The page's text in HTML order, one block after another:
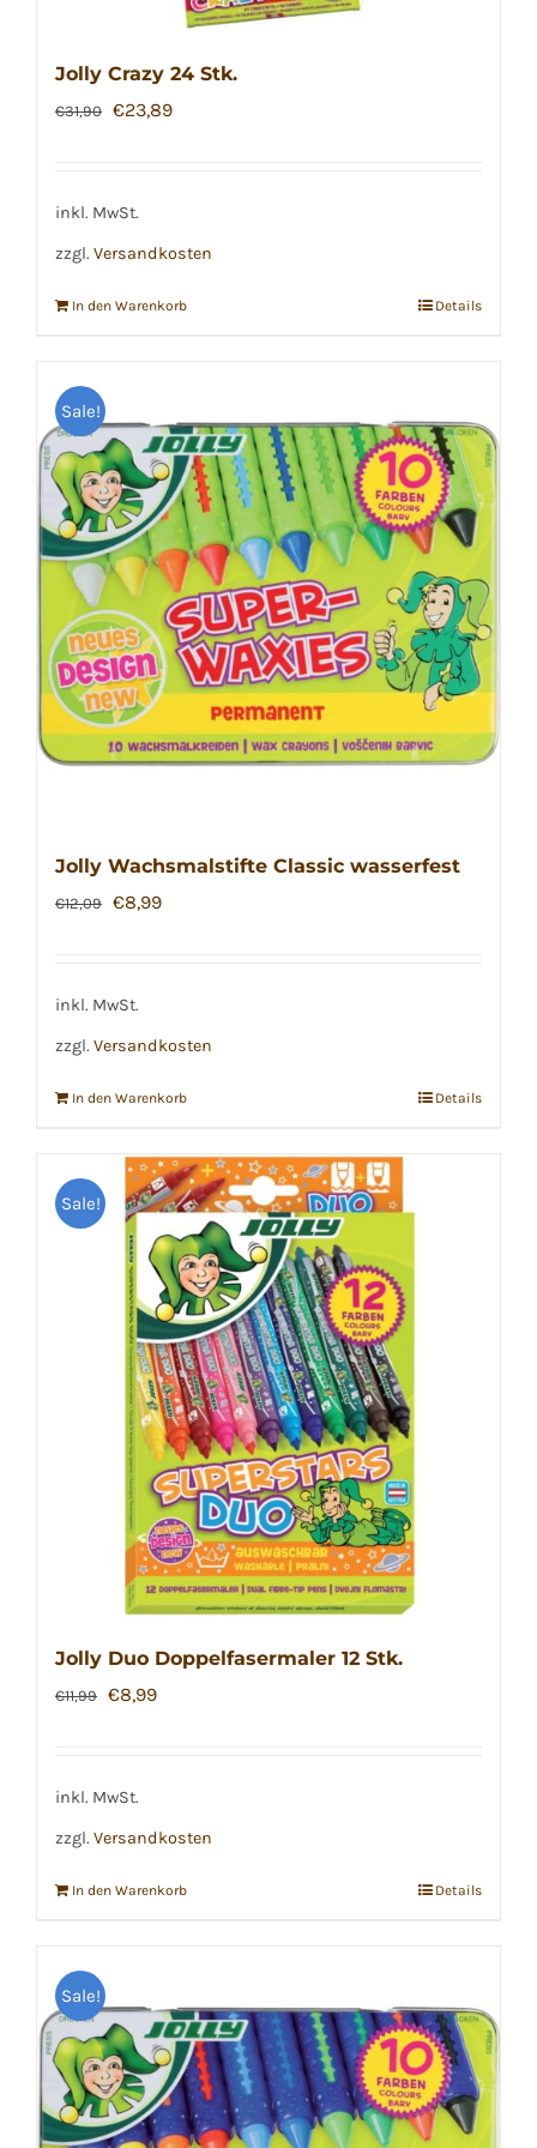
Jolly Crazy 24 Stk.
€31,90 Ursprünglicher
€31,90
€23,89Aktueller
inkl. MwSt.
zzgl. Versandkosten
In den Warenkorb Details
Sale!
Jolly Wachsmalstifte Classic wasserfest
€12,09 Ursprünglicher
€12,09
€8,99Aktueller
inkl. MwSt.
zzgl. Versandkosten
In den Warenkorb Details
Sale!
Jolly Duo Doppelfasermaler 12 Stk.
€11,99 Ursprünglicher
€11,99
€8,99Aktueller
inkl. MwSt.
zzgl. Versandkosten
In den Warenkorb Details
Sale!